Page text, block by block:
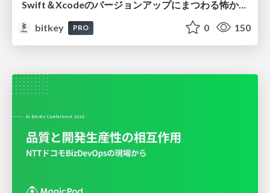
Swift＆Xcodeのバージョンアップにまつわる怖かった思い出 / Scary Memories of Swift and Xcode Updates
bitkey
PRO 0 150